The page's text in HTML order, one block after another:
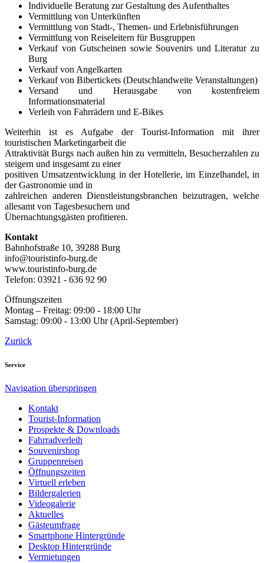
Individuelle Beratung zur Gestaltung des Aufenthaltes
Vermittlung von Unterkünften
Vermittlung von Stadt-, Themen- und Erlebnisführungen
Vermittlung von Reiseleitern für Busgruppen
Verkauf von Gutscheinen sowie Souvenirs und Literatur zu
Burg
Verkauf von Angelkarten
Verkauf von Bibertickets (Deutschlandweite Veranstaltungen)
Versand und Herausgabe von kostenfreiem
Informationsmaterial
Verleih von Fahrrädern und E-Bikes
Weiterhin ist es Aufgabe der Tourist-Information mit ihrer
touristischen Marketingarbeit die
Attraktivität Burgs nach außen hin zu vermitteln, Besucherzahlen zu
steigern und insgesamt zu einer
positiven Umsatzentwicklung in der Hotellerie, im Einzelhandel, in
der Gastronomie und in
zahlreichen anderen Dienstleistungsbranchen beizutragen, welche
allesamt von Tagesbesuchern und
Übernachtungsgästen profitieren.
Kontakt
Bahnhofstraße 10, 39288 Burg
info@touristinfo-burg.de
www.touristinfo-burg.de
Telefon: 03921 - 636 92 90
Öffnungszeiten
Montag – Freitag: 09:00 - 18:00 Uhr
Samstag: 09:00 - 13:00 Uhr (April-September)
Zurück
Service
Navigation überspringen
Kontakt
Tourist-Information
Prospekte & Downloads
Fahrradverleih
Souvenirshop
Gruppenreisen
Öffnungszeiten
Virtuell erleben
Bildergalerien
Videogalerie
Aktuelles
Gästeumfrage
Smartphone Hintergründe
Desktop Hintergründe
Vermietungen